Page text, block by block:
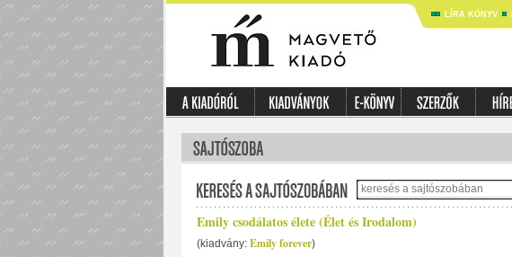
LÍRA KÖNYV
Emily csodálatos élete (Élet és Irodalom)
(kiadvány: Emily forever)